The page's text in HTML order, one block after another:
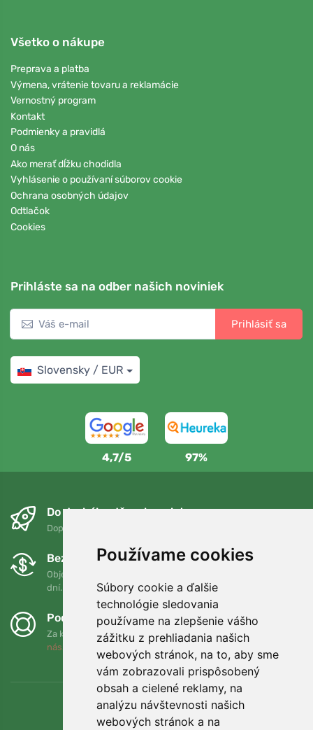
Používame cookies
Súbory cookie a ďalšie
technológie sledovania
používame na zlepšenie vášho
zážitku z prehliadania našich
webových stránok, na to, aby sme
vám zobrazovali prispôsobený
obsah a cielené reklamy, na
analýzu návštevnosti našich
webových stránok a na
Všetko o nákupe
Preprava a platba
Výmena, vrátenie tovaru a reklamácie
Vernostný program
Kontakt
Podmienky a pravidlá
O nás
Ako merať dĺžku chodidla
Vyhlásenie o používaní súborov cookie
Ochrana osobných údajov
Odtlačok
Cookies
Prihláste sa na odber našich noviniek
Prihlásiť sa
Slovensky / EUR
4,7/5 97%
Do druhého dňa a bezplatne
Doprava zadarmo pri objednávkach nad 75 EUR
Bezplatná výmena a vrátenie tovaru
Objednávku môžete kedykoľvek vrátiť alebo vymeniť do 90
dní.
Podporujeme Trees.org
Za každú objednávku zasadíme strom! Prečítajte si viac
nás